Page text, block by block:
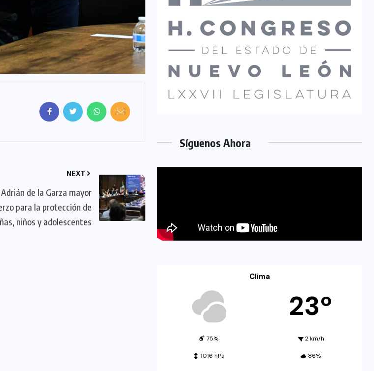
NEXT
de la Garza mayor
para la protección de
niños y adolescentes
Síguenos Ahora
Clima
23º
75% 2 km/h
1016 hPa 86%